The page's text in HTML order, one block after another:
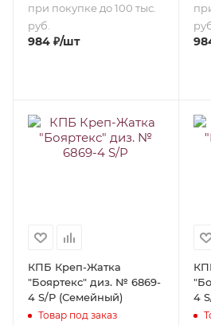
при покупке до 100 тыс.
руб.
984 ₽/шт
КПБ Креп-Жатка
"Бояртекс" диз. № 6869-
4 S/P (Семейный)
Товар под заказ
4